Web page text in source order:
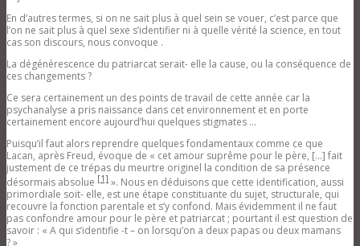
En d’autres termes, si on ne sait plus à quel sein se vouer, c’est parce que
l’on ne sait plus à quel sexe s’identifier ni à quelle vérité la science, en tout
cas son discours, nous convoque .
La dégénérescence du patriarcat serait- elle la cause, ou la conséquence de
ces changements ?
Ce sera certainement un des points de travail de cette année car la
psychanalyse a pris naissance dans cet environnement et en porte
certainement encore aujourd’hui quelques stigmates …
Puisqu’il faut alors reprendre quelques fondamentaux comme ce que
Lacan, après Freud, évoque de « cet amour suprême pour le père, […] fait
justement de ce trépas du meurtre originel la condition de sa présence
désormais absolue [1] ». Nous en déduisons que cette identification, aussi
primordiale soit- elle, est une étape constituante du sujet, structurale, qui
recouvre la fonction parentale et s’y confond. Mais évidemment il ne faut
pas confondre amour pour le père et patriarcat ; pourtant il est question de
savoir : « A qui s’identifie -t – on lorsqu’on a deux papas ou deux mamans
? »